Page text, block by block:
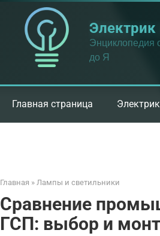
Энциклопедия
до Я
Главная страница
Главная » Лампы и светильники
Сравнение
ГСП: выбор и